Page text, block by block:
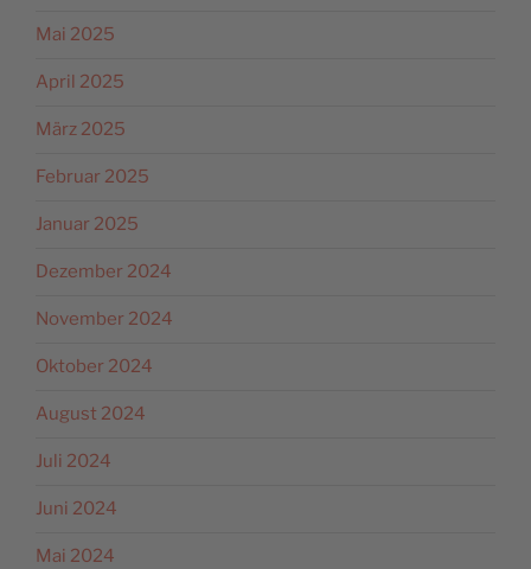
Mai 2025
April 2025
März 2025
Februar 2025
Januar 2025
Dezember 2024
November 2024
Oktober 2024
August 2024
Juli 2024
Juni 2024
Mai 2024